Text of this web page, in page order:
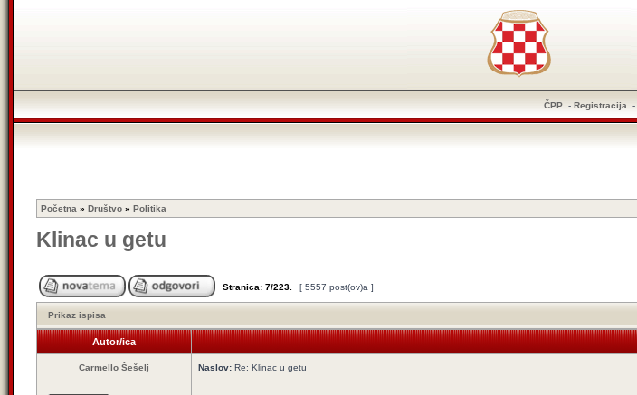
ČPP - Registracija -
Početna » Društvo » Politika
Klinac u getu
Stranica: 7/223 [ 5557 post(ov)a ]
Prikaz ispisa
Autor/ica
Carmello Šešelj Naslov: Re: Klinac u getu